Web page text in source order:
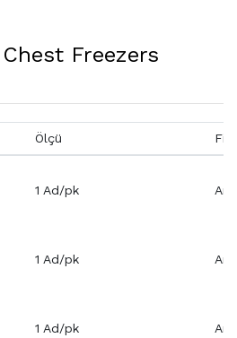
Freezers
Ölçü
1 Ad/pk
1 Ad/pk
1 Ad/pk